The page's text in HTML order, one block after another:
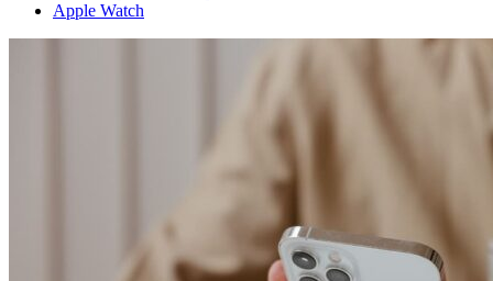
Apple Watch